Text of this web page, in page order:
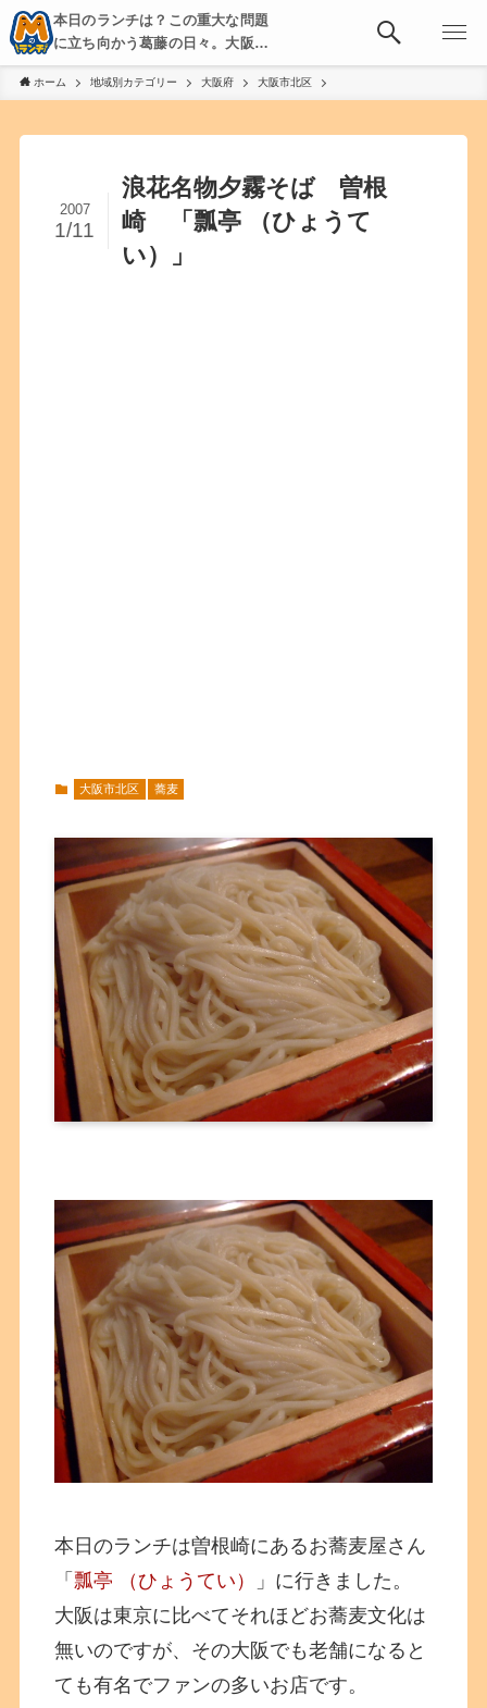
本日のランチは？この重大な問題
に立ち向かう葛藤の日々。大阪・
京都・神戸を中心とした食べ歩
き、飲み歩きを綴る。
ホーム 地域別カテゴリー 大阪府 大阪市北区
浪花名物夕霧そば 曽根
崎 「瓢亭 （ひょうて
い）」
2007
1/11
大阪市北区 蕎麦
本日のランチは曽根崎にあるお蕎麦屋さん
「瓢亭 （ひょうてい）
」に行きました。
大阪は東京に比べてそれほどお蕎麦文化は
無いのですが、その大阪でも老舗になると
ても有名でファンの多いお店です。